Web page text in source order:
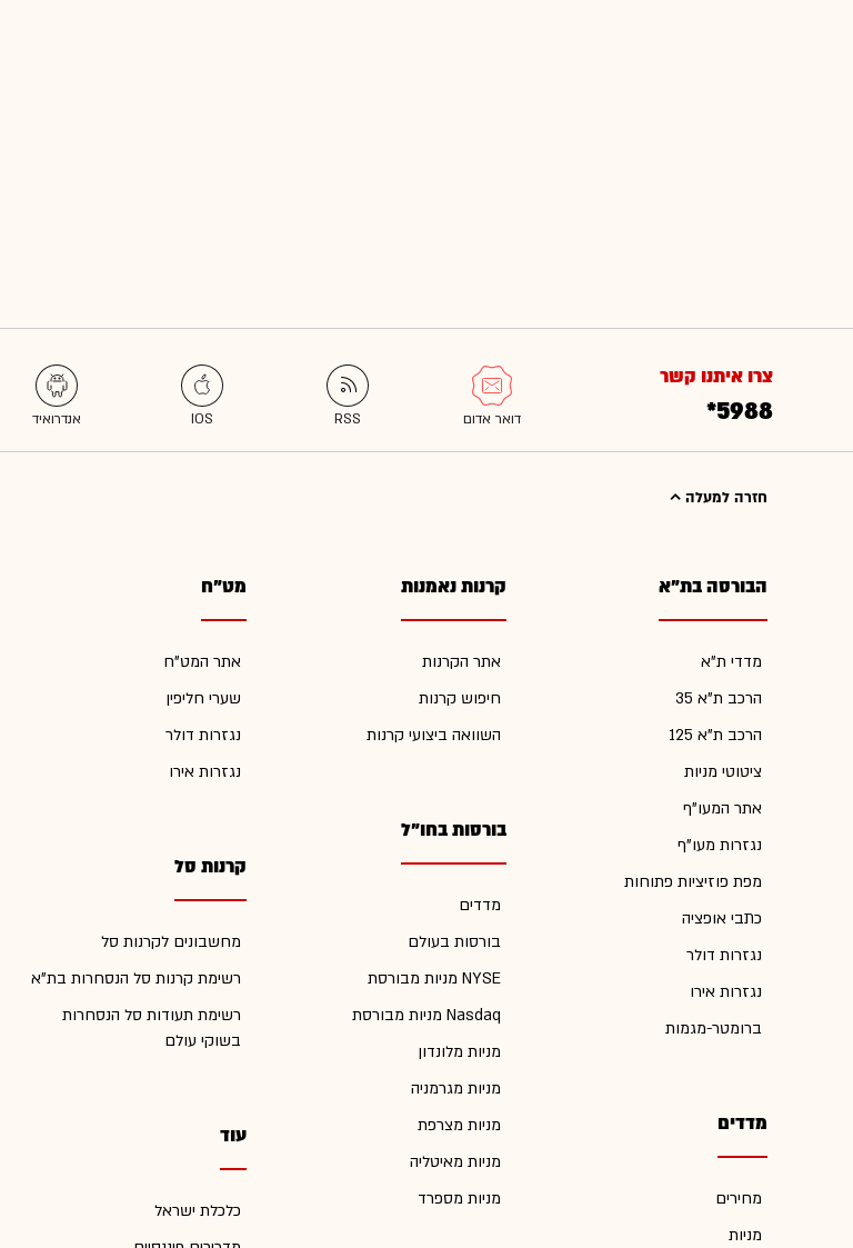
צרו איתנו קשר
*5988
חזרה למעלה
הבורסה בת"א
מדדי ת"א
הרכב ת"א 35
הרכב ת"א 125
ציטוטי מניות
אתר המעו"ף
נגזרות מעו"ף
מפת פוזיציות פתוחות
כתבי אופציה
נגזרות דולר
נגזרות אירו
ברומטר-מגמות
מדדים
מחירים
מניות
קרנות נאמנות
אתר הקרנות
חיפוש קרנות
השוואה ביצועי קרנות
בורסות בחו"ל
מדדים
בורסות בעולם
מניות מבורסת NYSE
מניות מבורסת Nasdaq
מניות מלונדון
מניות מגרמניה
מניות מצרפת
מניות מאיטליה
מניות מספרד
מט"ח
אתר המט"ח
שערי חליפין
נגזרות דולר
נגזרות אירו
קרנות סל
מחשבונים לקרנות סל
רשימת קרנות סל הנסחרות בת"א
רשימת תעודות סל הנסחרות
בשוקי עולם
עוד
כלכלת ישראל